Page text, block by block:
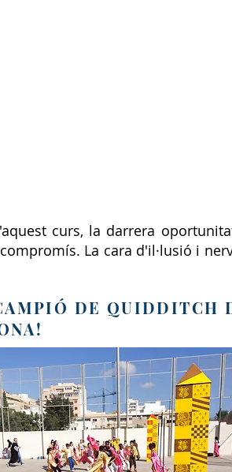
curs, la darrera
La cara d'il·lusió i
DE QUIDDITCH